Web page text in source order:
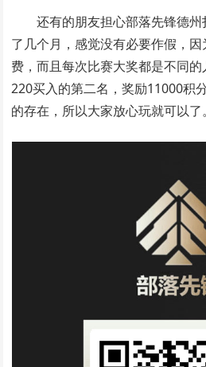
还有的朋友担心部落先锋德
了几个月，感觉没有必要作假，
费，而且每次比赛大奖都是不同
220买入的第二名，奖励11000积
的存在，所以大家放心玩就可以了。